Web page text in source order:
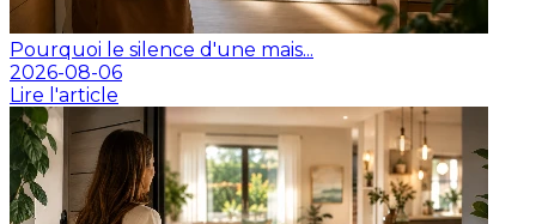
Pourquoi le silence d'une mais...
2026-08-06
Lire l'article